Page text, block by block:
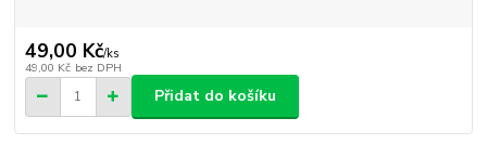
49,00 Kč/ks
49,00 Kč bez DPH
Přidat do košíku